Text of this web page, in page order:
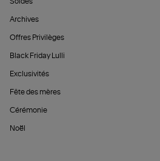
Archives
Offres Privilèges
Black Friday Lulli
Exclusivités
Fête des mères
Cérémonie
Noël